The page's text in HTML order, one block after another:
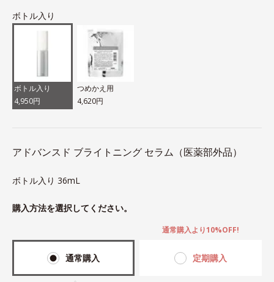
ボトル入り
ボトル入り
4,950円
つめかえ用
4,620円
アドバンスド ブライトニング セラム（医薬部外品）
ボトル入り 36mL
購入方法を選択してください。
通常購入 定期購入
通常購入より10%OFF!